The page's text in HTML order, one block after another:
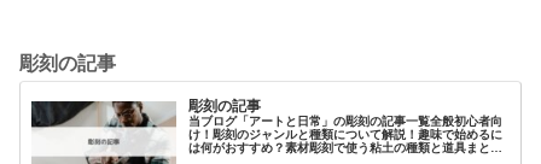
彫刻の記事
彫刻の記事
当ブログ「アートと日常」の彫刻の記事一覧全般初心者向
け！彫刻のジャンルと種類について解説！趣味で始めるに
は何がおすすめ？素材彫刻で使う粘土の種類と道具まとめ